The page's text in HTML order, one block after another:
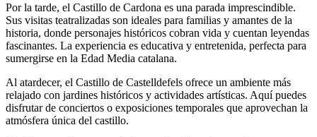
Por la tarde, el Castillo de Cardona es una parada imprescindible.
Sus visitas teatralizadas son ideales para familias y amantes de la
historia, donde personajes históricos cobran vida y cuentan leyendas
fascinantes. La experiencia es educativa y entretenida, perfecta para
sumergirse en la Edad Media catalana.
Al atardecer, el Castillo de Castelldefels ofrece un ambiente más
relajado con jardines históricos y actividades artísticas. Aquí puedes
disfrutar de conciertos o exposiciones temporales que aprovechan la
atmósfera única del castillo.